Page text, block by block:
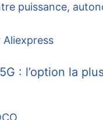
puissance,
: l’option la